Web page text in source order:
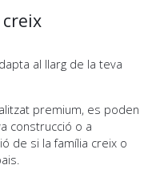
creix
al llarg de la teva
premium, es poden
construcció o a
de si la família creix o